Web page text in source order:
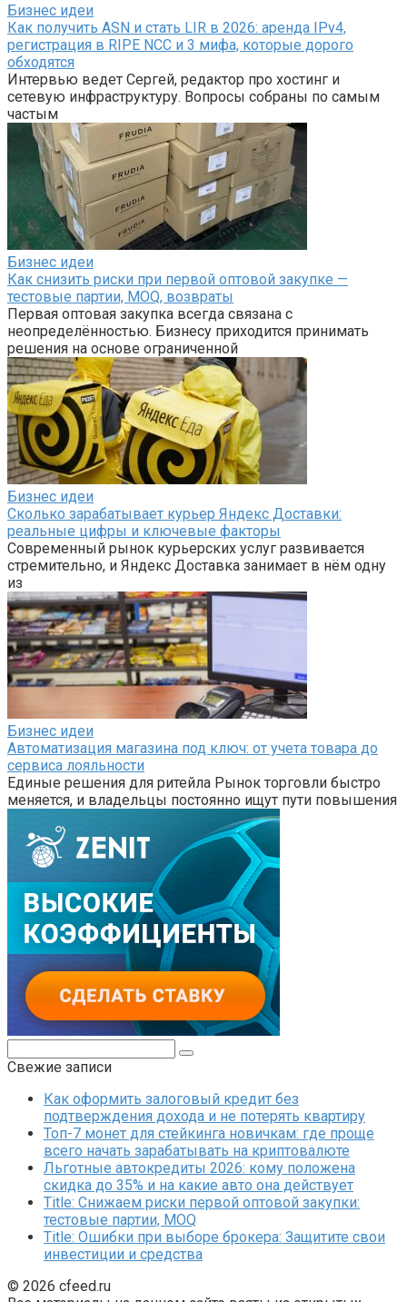
Бизнес идеи
Как получить ASN и стать LIR в 2026: аренда IPv4,
регистрация в RIPE NCC и 3 мифа, которые дорого
обходятся
Интервью ведет Сергей, редактор про хостинг и
сетевую инфраструктуру. Вопросы собраны по самым
частым
Бизнес идеи
Как снизить риски при первой оптовой закупке —
тестовые партии, MOQ, возвраты
Первая оптовая закупка всегда связана с
неопределённостью. Бизнесу приходится принимать
решения на основе ограниченной
Бизнес идеи
Сколько зарабатывает курьер Яндекс Доставки:
реальные цифры и ключевые факторы
Современный рынок курьерских услуг развивается
стремительно, и Яндекс Доставка занимает в нём одну
из
Бизнес идеи
Автоматизация магазина под ключ: от учета товара до
сервиса лояльности
Единые решения для ритейла Рынок торговли быстро
меняется, и владельцы постоянно ищут пути повышения
Свежие записи
Как оформить залоговый кредит без
подтверждения дохода и не потерять квартиру
Топ-7 монет для стейкинга новичкам: где проще
всего начать зарабатывать на криптовалюте
Льготные автокредиты 2026: кому положена
скидка до 35% и на какие авто она действует
Title: Снижаем риски первой оптовой закупки:
тестовые партии, MOQ
Title: Ошибки при выборе брокера: Защитите свои
инвестиции и средства
© 2026 cfeed.ru